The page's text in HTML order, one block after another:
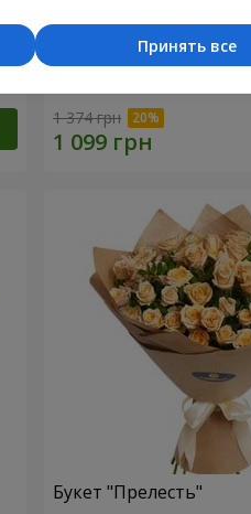
Букет "Яркие
1 374 грн
Букет "Прелесть"
Принять все